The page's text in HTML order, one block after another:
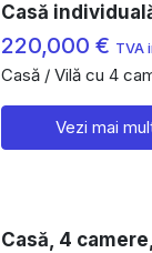
Casă
220,000 € TVA
Casă / Vilă cu 4
Vezi mai
Casă, 4